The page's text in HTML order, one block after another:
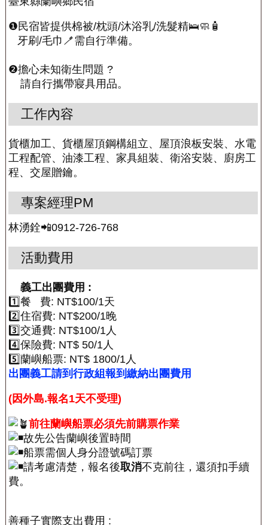
❶民宿皆提供棉被/枕頭/沐浴乳/洗髮精🛌🧼🧴
牙刷/毛巾🪥需自行準備。
❷擔心未知衛生問題 ?
請自行攜帶寢具用品。
工作內容
貨櫃加工、貨櫃屋頂鋼構組立、屋頂浪板安裝、水電
工程配管、油漆工程、家具組裝、衛浴安裝、廚房工
程、交屋贈鑰。
專案經理PM
林湧銓📲0912-726-768
活動費用
義工出團費用 :
1️⃣餐 費: NT$100/1天
2️⃣住宿費: NT$200/1晚
3️⃣交通費: NT$100/1人
4️⃣保險費: NT$ 50/1人
5️⃣蘭嶼船票: NT$ 1800/1人
出團義工請到行政組報到繳納出團費用
(因外島.報名1天不受理)
前往蘭嶼船票必須先前購票作業
故先公告蘭嶼後置時間
船票需個人身分證號碼訂票
請考慮清楚，報名後取消不克前往，還須扣手續
費。
善種子實際支出費用 :